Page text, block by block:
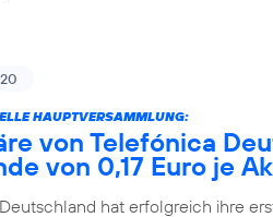
HAUPTVERSAMMLUNG:
von Telefónica
von 0,17 Euro je
hat erfolgreich ihre